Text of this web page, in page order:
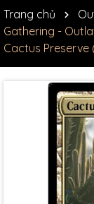
Trang chủ
Gathering -
Cactus Preserve